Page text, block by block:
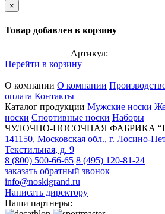
×
Товар добавлен в корзину
Артикул:
Перейти в корзину
О компании О компании
оплата Контакты
Каталог продукции Мужские носки
носки Спортивные носки Наборы
ЧУЛОЧНО-НОСОЧНАЯ ФАБРИКА
141150, Московская обл., г. Лосино-
Текстильная, д. 9
8 (800) 500-66-65 8 (495) 120-81-24
заказать обратный звонок
info@noskigrand.ru
Написать директору
Наши партнеры: